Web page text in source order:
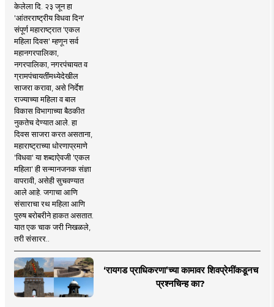
केलेला दि. २३ जून हा
'आंतरराष्ट्रीय विधवा दिन'
संपूर्ण महाराष्ट्रात 'एकल
महिला दिवस' म्हणून सर्व
महानगरपालिका,
नगरपालिका, नगरपंचायत व
ग्रामपंचायतींमध्येदेखील
साजरा करावा, असे निर्देश
राज्याच्या महिला व बाल
विकास विभागाच्या बैठकीत
नुकतेच देण्यात आले. हा
दिवस साजरा करत असताना,
महाराष्ट्राच्या धोरणाप्रमाणे
'विधवा' या शब्दाऐवजी 'एकल
महिला' ही सन्मानजनक संज्ञा
वापरावी, असेही सुचवण्यात
आले आहे. जगाचा आणि
संसाराचा रथ महिला आणि
पुरुष बरोबरीने हाकत असतात.
यात एक चाक जरी निखळले,
तरी संसारर..
‘रायगड प्राधिकरणा’च्या कामावर शिवप्रेमींकडूनच
प्रश्नचिन्ह का?